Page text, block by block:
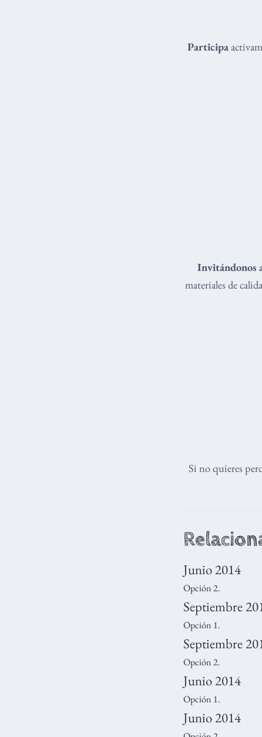
Participa
Invitándonos
materiales de
Si no quieres
Junio 2014
Opción 2.
Septiembre
Opción 1.
Septiembre
Opción 2.
Junio 2014
Opción 1.
Junio 2014